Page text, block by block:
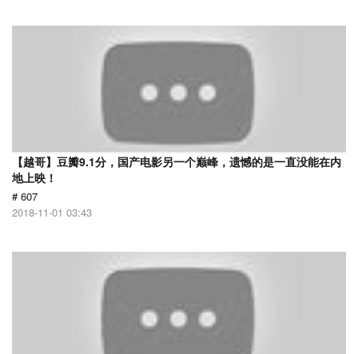
【越哥】豆瓣9.1分，国产电影另一个巅峰，遗憾的是一直没能在内
地上映！
# 607
2018-11-01 03:43